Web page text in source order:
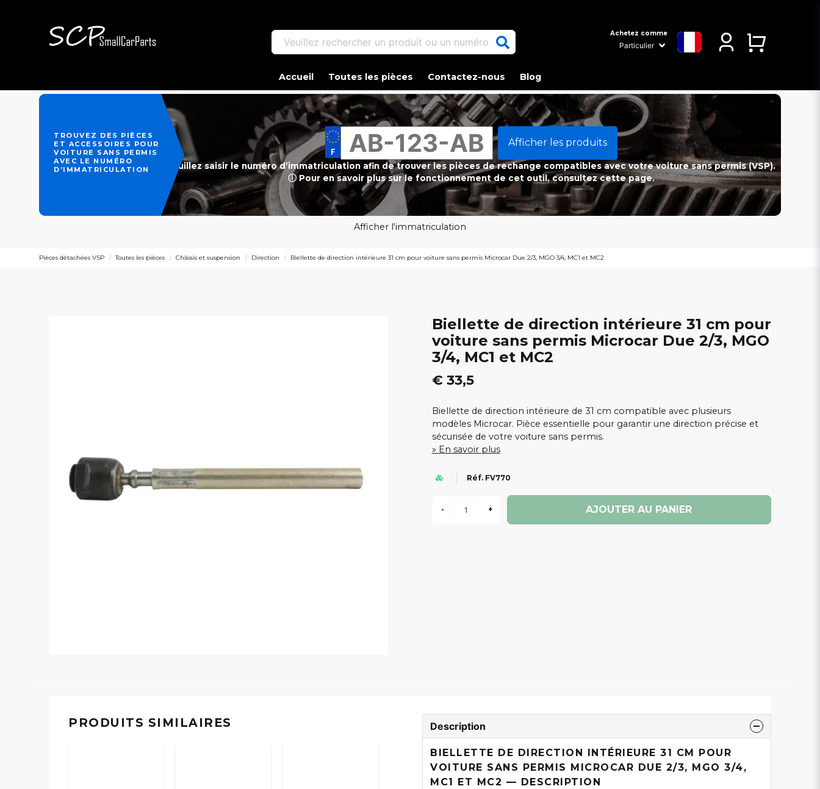
Veuillez rechercher un produit ou un numéro d'article. Achetez comme
Accueil Toutes les pièces Contactez-nous Blog
TROUVEZ DES PIÈCES
ET ACCESSOIRES POUR
VOITURE SANS PERMIS
AVEC LE NUMÉRO
D’IMMATRICULATION
Afficher les produits
Veuillez saisir le numéro d’immatriculation afin de trouver les pièces de rechange compatibles avec votre voiture sans permis (VSP).
ⓘ Pour en savoir plus sur le fonctionnement de cet outil, consultez cette page.
Afficher l'immatriculation
Pièces détachées VSP Toutes les pièces Châssis et suspension Direction Biellette de direction intérieure 31 cm pour voiture sans permis Microcar Due 2/3, MGO 3/4, MC1 et MC2
Biellette de direction intérieure 31 cm pour
voiture sans permis Microcar Due 2/3, MGO
3/4, MC1 et MC2
€ 33,5
Biellette de direction intérieure de 31 cm compatible avec plusieurs
modèles Microcar. Pièce essentielle pour garantir une direction précise et
sécurisée de votre voiture sans permis.
En savoir plus
Réf. FV770
- + AJOUTER AU PANIER
PRODUITS SIMILAIRES Description
BIELLETTE DE DIRECTION INTÉRIEURE 31 CM POUR
VOITURE SANS PERMIS MICROCAR DUE 2/3, MGO 3/4,
MC1 ET MC2 — DESCRIPTION